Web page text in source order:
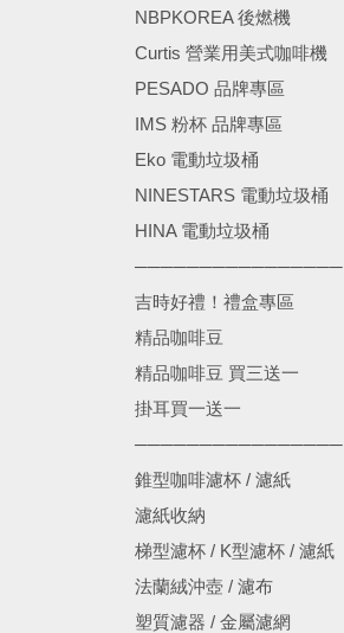
NBPKOREA 後燃機
Curtis 營業用美式咖啡機
PESADO 品牌專區
IMS 粉杯 品牌專區
Eko 電動垃圾桶
NINESTARS 電動垃圾桶
HINA 電動垃圾桶
────────────────
吉時好禮！禮盒專區
精品咖啡豆
精品咖啡豆 買三送一
掛耳買一送一
────────────────
錐型咖啡濾杯 / 濾紙
濾紙收納
梯型濾杯 / K型濾杯 / 濾紙
法蘭絨沖壺 / 濾布
塑質濾器 / 金屬濾網